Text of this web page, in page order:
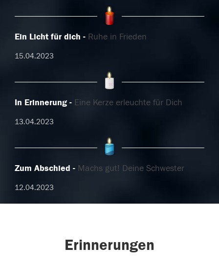
Ein Licht für dich Ruhe in Frieden
15.04.2023
In Erinnerung Eine Kerze erleuchte für Dich
13.04.2023
Zum Abschied Machs gut! Deine Schwester
12.04.2023
Erinnerungen